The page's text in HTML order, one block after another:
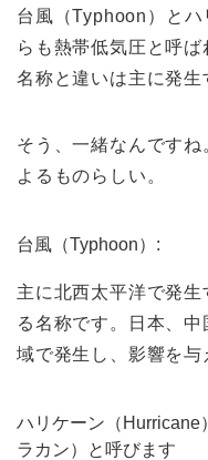
台風（Typhoon）と
らも熱帯低気圧と呼
名称と違いは主に発生
そう、一緒なんです
よるものらしい。
台風（Typhoon）:
主に北西太平洋で発
る名称です。日本、
域で発生し、影響を与
ハリケーン（Hurricane
ラカン）と呼びます